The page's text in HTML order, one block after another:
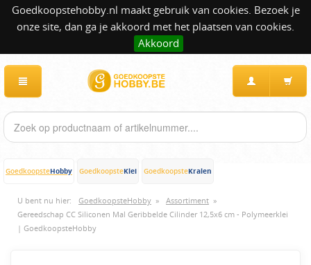
Goedkoopstehobby.nl maakt gebruik van cookies. Bezoek je
onze site, dan ga je akkoord met het plaatsen van cookies.
Akkoord
GoedkoopsteHobby GoedkoopsteKlei GoedkoopsteKralen
U bent nu hier: GoedkoopsteHobby » Assortiment »
Gereedschap CC Siliconen Mal Geribbelde Cilinder 12,5x6 cm - Polymeerklei
| GoedkoopsteHobby